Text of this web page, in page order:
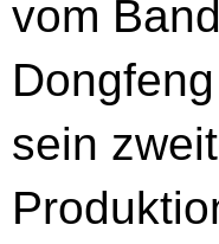
vom
sein